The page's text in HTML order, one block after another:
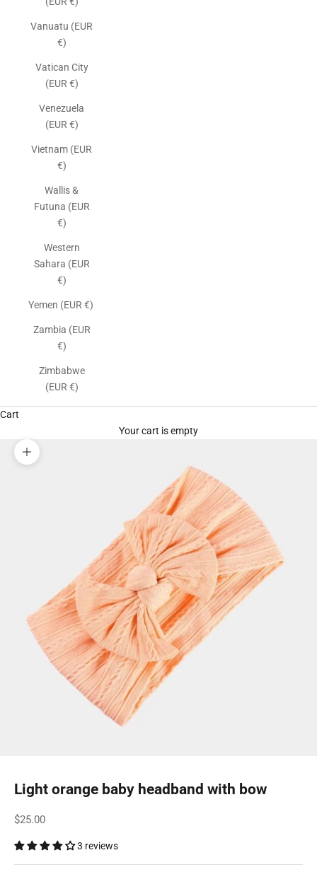
Vanuatu (EUR
€)
Vatican City
(EUR €)
Venezuela
(EUR €)
Vietnam (EUR
€)
Wallis &
Futuna (EUR
€)
Western
Sahara (EUR
€)
Yemen (EUR €)
Zambia (EUR
€)
Zimbabwe
(EUR €)
Cart
Your cart is empty
Zoom picture
Light orange baby headband with bow
Sale price
$25.00
3 reviews